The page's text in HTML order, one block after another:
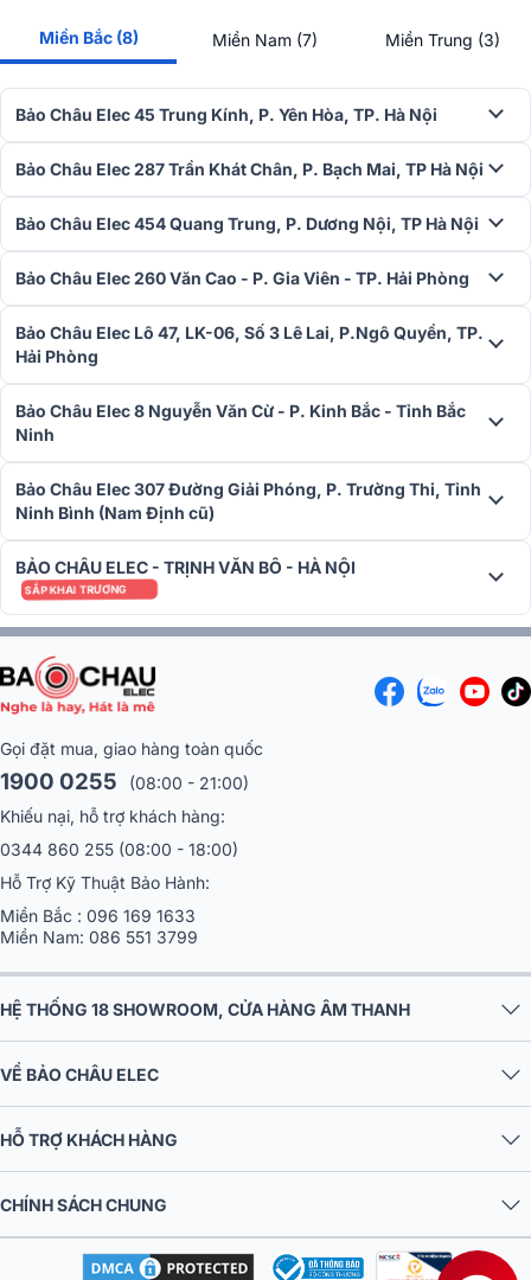
Với thiết kế bền bỉ, chất lượng âm thanh cao cấp và khả năng lắp
đặt linh hoạt,loa treo tường ITC T-776Slà sự lựa chọn hoàn hảo
cho các hệ thống âm thanh ngoài trời. Hãy đếnBảo Châu Elecđể sở
hữu ngay sản phẩm loa treo tường ITC T-776S, giải pháp lý tưởng
cho hệ thống âm thanh của bạn. liên hệ qua số hotline
1900 0255
để biết thêm thông tin chi tiết!
Miền Bắc (8) Miền Nam (7) Miền Trung (3)
Bảo Châu Elec 45 Trung Kính, P. Yên Hòa, TP. Hà Nội
Bảo Châu Elec 287 Trần Khát Chân, P. Bạch Mai, TP Hà Nội
Bảo Châu Elec 454 Quang Trung, P. Dương Nội, TP Hà Nội
Bảo Châu Elec 260 Văn Cao - P. Gia Viên - TP. Hải Phòng
Bảo Châu Elec Lô 47, LK-06, Số 3 Lê Lai, P.Ngô Quyền, TP.
Hải Phòng
Bảo Châu Elec 8 Nguyễn Văn Cừ - P. Kinh Bắc - Tỉnh Bắc
Ninh
Bảo Châu Elec 307 Đường Giải Phóng, P. Trường Thi, Tỉnh
Ninh Bình (Nam Định cũ)
BẢO CHÂU ELEC - TRỊNH VĂN BÔ - HÀ NỘI
SẮP KHAI TRƯƠNG
Gọi đặt mua, giao hàng toàn quốc
1900 0255
(08:00 - 21:00)
Khiếu nại, hỗ trợ khách hàng:
0344 860 255 (08:00 - 18:00)
Hỗ Trợ Kỹ Thuật Bảo Hành:
Miền Bắc : 096 169 1633
Miền Nam: 086 551 3799
HỆ THỐNG 18 SHOWROOM, CỬA HÀNG ÂM THANH
VỀ BẢO CHÂU ELEC
HỖ TRỢ KHÁCH HÀNG
CHÍNH SÁCH CHUNG